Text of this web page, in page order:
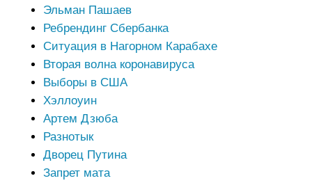
Эльман Пашаев
Ребрендинг Сбербанка
Ситуация в Нагорном Карабахе
Вторая волна коронавируса
Выборы в США
Хэллоуин
Артем Дзюба
Разнотык
Дворец Путина
Запрет мата